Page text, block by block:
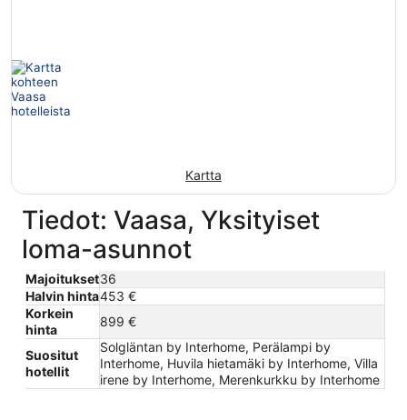
Kartta
Tiedot: Vaasa, Yksityiset
loma-asunnot
Majoitukset36
Halvin hinta453 €
Korkein
hinta
899 €
Suositut
hotellit
Solgläntan by Interhome, Perälampi by
Interhome, Huvila hietamäki by Interhome, Villa
irene by Interhome, Merenkurkku by Interhome